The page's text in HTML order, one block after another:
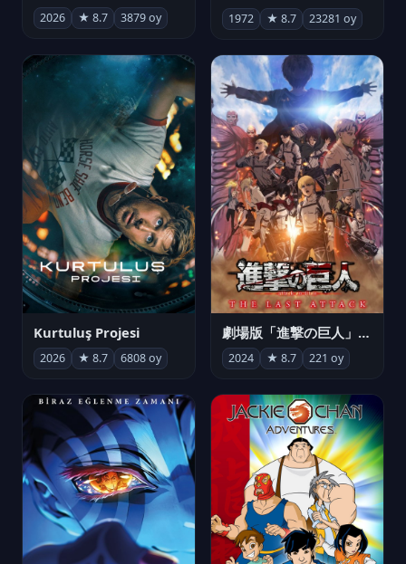
2026 ★ 8.7 3879 oy 1972 ★ 8.7 23281 oy
Kurtuluş Projesi
2026 ★ 8.7 6808 oy
劇場版「進撃の巨人」完結編 THE LAST ATTACK
2024 ★ 8.7 221 oy